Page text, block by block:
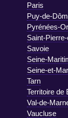
Paris
Puy-de-
Pyrénées-
Saint-
Savoie
Seine-
Seine-et-
Tarn
Territoire de
Val-de-
Vaucluse